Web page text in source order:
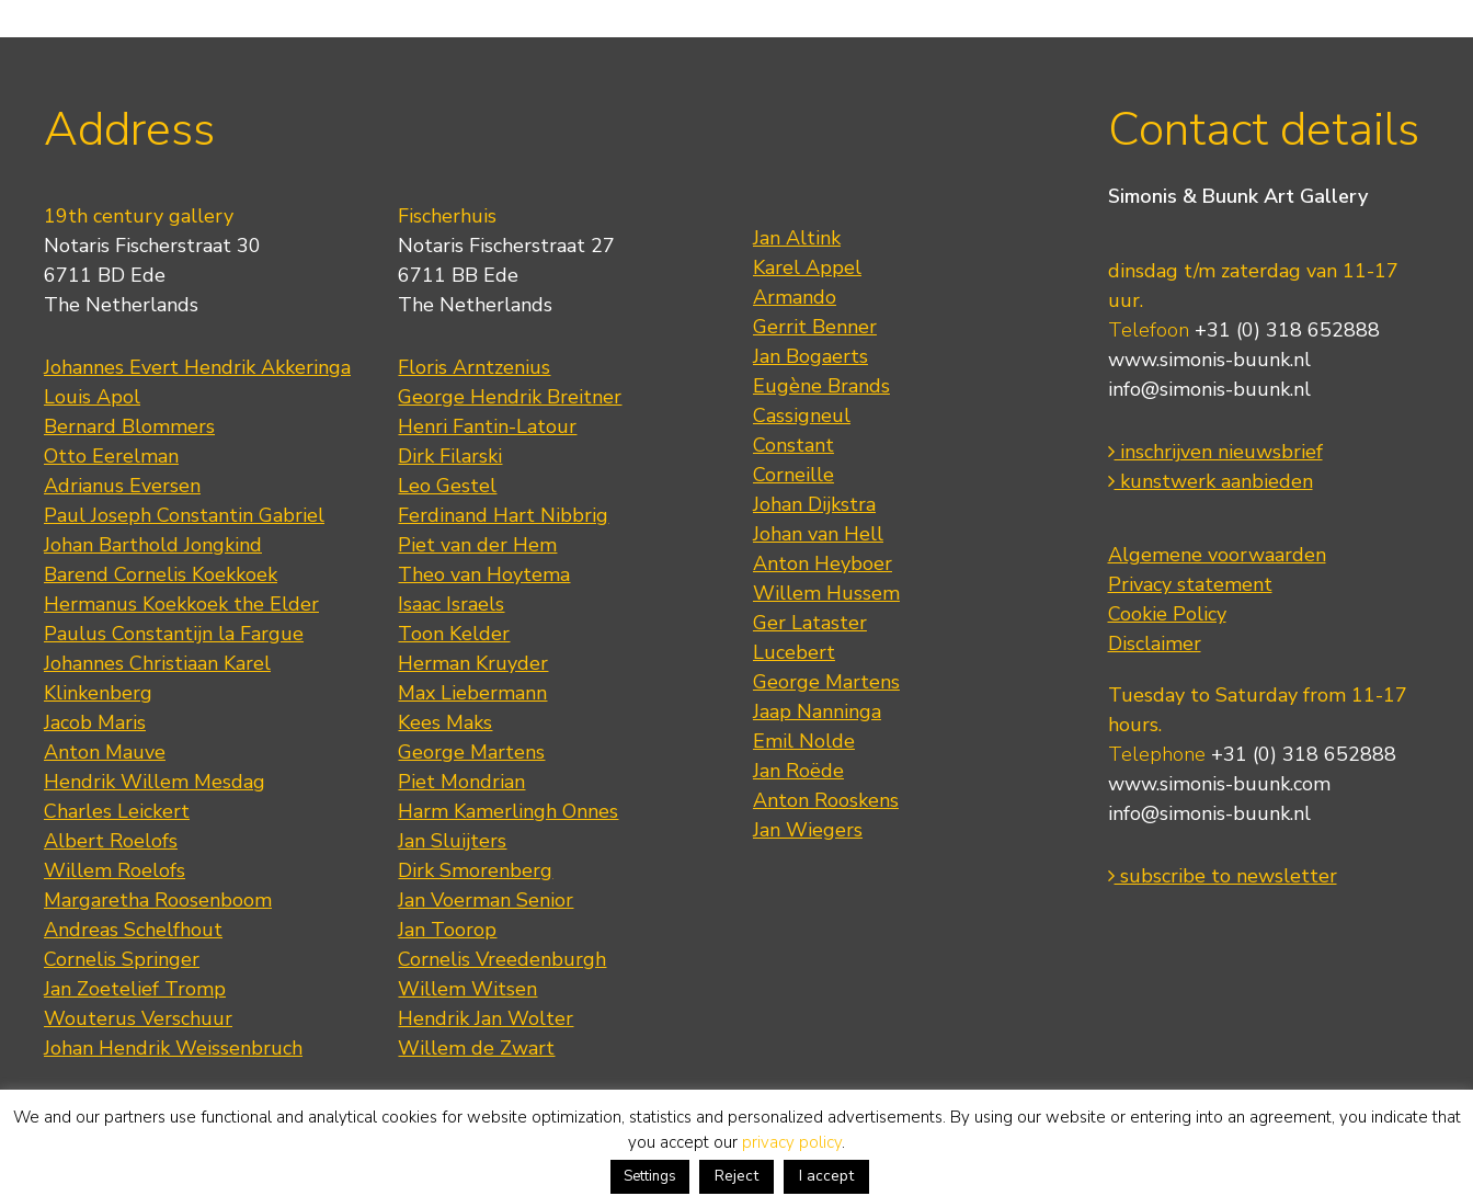
Address
19th century gallery
Notaris Fischerstraat 30
6711 BD Ede
The Netherlands
Johannes Evert Hendrik Akkeringa
Louis Apol
Bernard Blommers
Otto Eerelman
Adrianus Eversen
Paul Joseph Constantin Gabriel
Johan Barthold Jongkind
Barend Cornelis Koekkoek
Hermanus Koekkoek the Elder
Paulus Constantijn la Fargue
Johannes Christiaan Karel
Klinkenberg
Jacob Maris
Anton Mauve
Hendrik Willem Mesdag
Charles Leickert
Albert Roelofs
Willem Roelofs
Margaretha Roosenboom
Andreas Schelfhout
Cornelis Springer
Jan Zoetelief Tromp
Wouterus Verschuur
Johan Hendrik Weissenbruch
Fischerhuis
Notaris Fischerstraat 27
6711 BB Ede
The Netherlands
Floris Arntzenius
George Hendrik Breitner
Henri Fantin-Latour
Dirk Filarski
Leo Gestel
Ferdinand Hart Nibbrig
Piet van der Hem
Theo van Hoytema
Isaac Israels
Toon Kelder
Herman Kruyder
Max Liebermann
Kees Maks
George Martens
Piet Mondrian
Harm Kamerlingh Onnes
Jan Sluijters
Dirk Smorenberg
Jan Voerman Senior
Jan Toorop
Cornelis Vreedenburgh
Willem Witsen
Hendrik Jan Wolter
Willem de Zwart
Jan Altink
Karel Appel
Armando
Gerrit Benner
Jan Bogaerts
Eugène Brands
Cassigneul
Constant
Corneille
Johan Dijkstra
Johan van Hell
Anton Heyboer
Willem Hussem
Ger Lataster
Lucebert
George Martens
Jaap Nanninga
Emil Nolde
Jan Roëde
Anton Rooskens
Jan Wiegers
Contact details
Simonis & Buunk Art Gallery
dinsdag t/m zaterdag van 11-17
uur.
Telefoon +31 (0) 318 652888
www.simonis-buunk.nl
info@simonis-buunk.nl
inschrijven nieuwsbrief
kunstwerk aanbieden
Algemene voorwaarden
Privacy statement
Cookie Policy
Disclaimer
Tuesday to Saturday from 11-17
hours.
Telephone +31 (0) 318 652888
www.simonis-buunk.com
info@simonis-buunk.nl
subscribe to newsletter
We and our partners use functional and analytical cookies for website optimization, statistics and personalized advertisements. By using our website or entering into an agreement, you indicate that
you accept our privacy policy.
Settings Reject I accept